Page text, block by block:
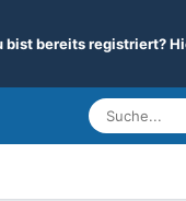
bist bereits registriert?